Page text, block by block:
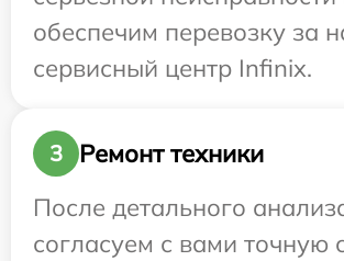
обеспечим перевозку за
сервисный центр Infinix.
3
Ремонт техники
После детального
согласуем с вами точную